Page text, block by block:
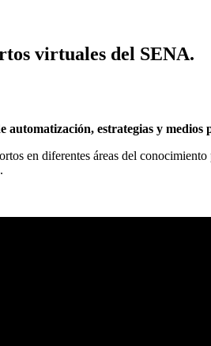
virtuales del SENA.
automatización, estrategias y medios
en diferentes áreas del